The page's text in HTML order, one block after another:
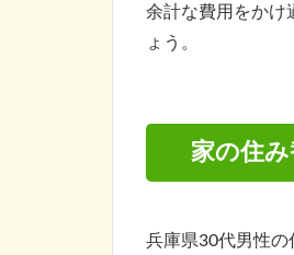
余計な費用をかけ
ょう。
家の住
兵庫県30代男性の